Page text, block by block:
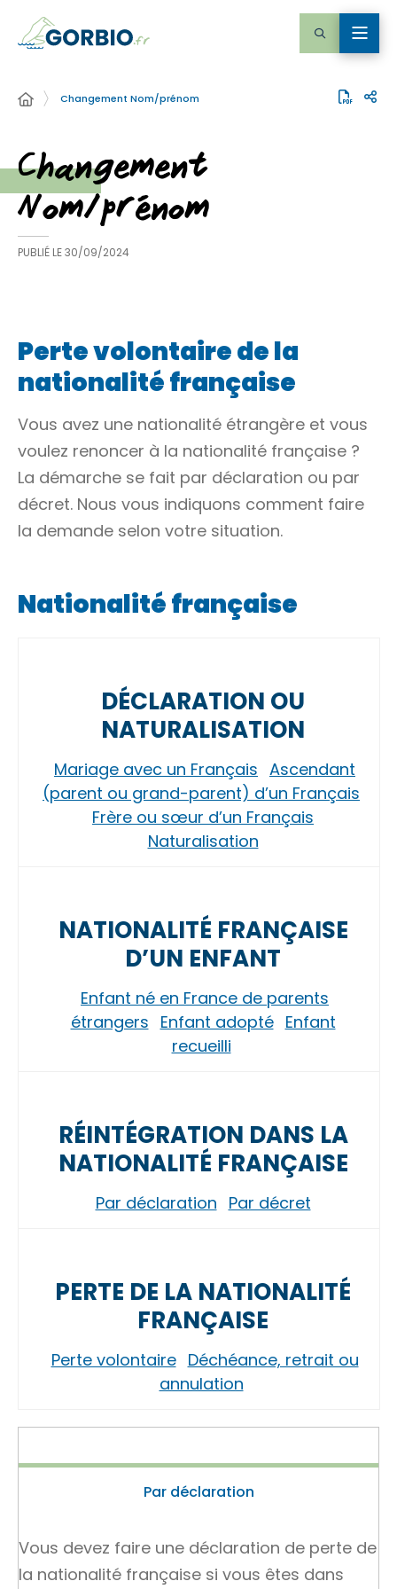
Changement Nom/prénom
Changement
Nom/prénom
PUBLIÉ LE30/09/2024
Perte volontaire de la
nationalité française
Vous avez une nationalité étrangère et vous
voulez renoncer à la nationalité française ?
La démarche se fait par déclaration ou par
décret. Nous vous indiquons comment faire
la demande selon votre situation.
Nationalité française
DÉCLARATION OU
NATURALISATION
Mariage avec un Français Ascendant
(parent ou grand-parent) d’un Français
Frère ou sœur d’un Français
Naturalisation
NATIONALITÉ FRANÇAISE
D’UN ENFANT
Enfant né en France de parents
étrangers Enfant adopté Enfant
recueilli
RÉINTÉGRATION DANS LA
NATIONALITÉ FRANÇAISE
Par déclaration Par décret
PERTE DE LA NATIONALITÉ
FRANÇAISE
Perte volontaire Déchéance, retrait ou
annulation
Par déclaration
Vous devez faire une déclaration de perte de
la nationalité française si vous êtes dans